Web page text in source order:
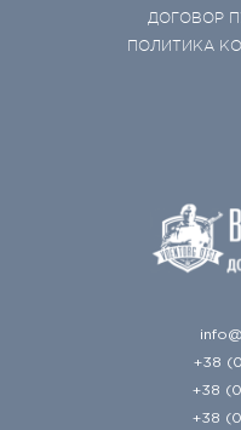
ДОГОВОР
ПОЛИТИКА
+38
+38
+38